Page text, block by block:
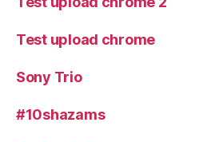
Test upload chrome
Sony Trio
#10shazams